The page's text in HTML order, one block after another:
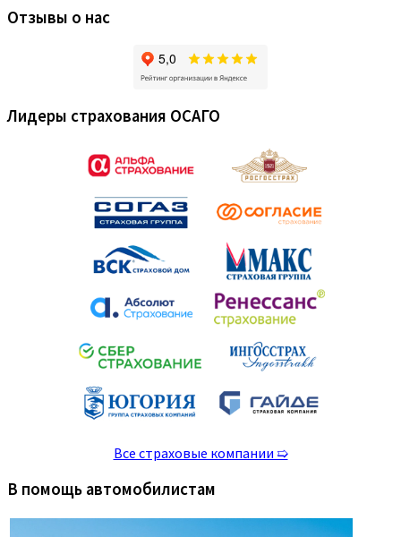
Отзывы о нас
Лидеры страхования ОСАГО
Все страховые компании ➯
В помощь автомобилистам